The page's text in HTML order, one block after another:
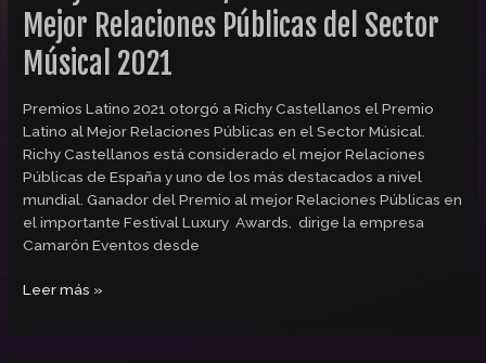
Mejor Relaciones Públicas del Sector
Músical 2021
Premios Latino 2021 otorgó a Richy Castellanos el Premio
Latino al Mejor Relaciones Públicas en el Sector Músical.
Richy Castellanos está considerado el mejor Relaciones
Públicas de España y uno de los más destacados a nivel
mundial. Ganador del Premio al mejor Relaciones Públicas en
el importante Festival Luxury Awards, dirige la empresa
Camarón Eventos desde
Leer más »